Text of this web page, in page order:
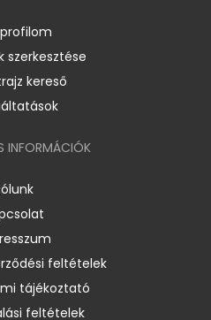
szerkesztése
kereső
INFORMÁCIÓK
feltételek
tájékoztató
feltételek